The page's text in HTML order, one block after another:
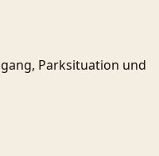
Parksituation und